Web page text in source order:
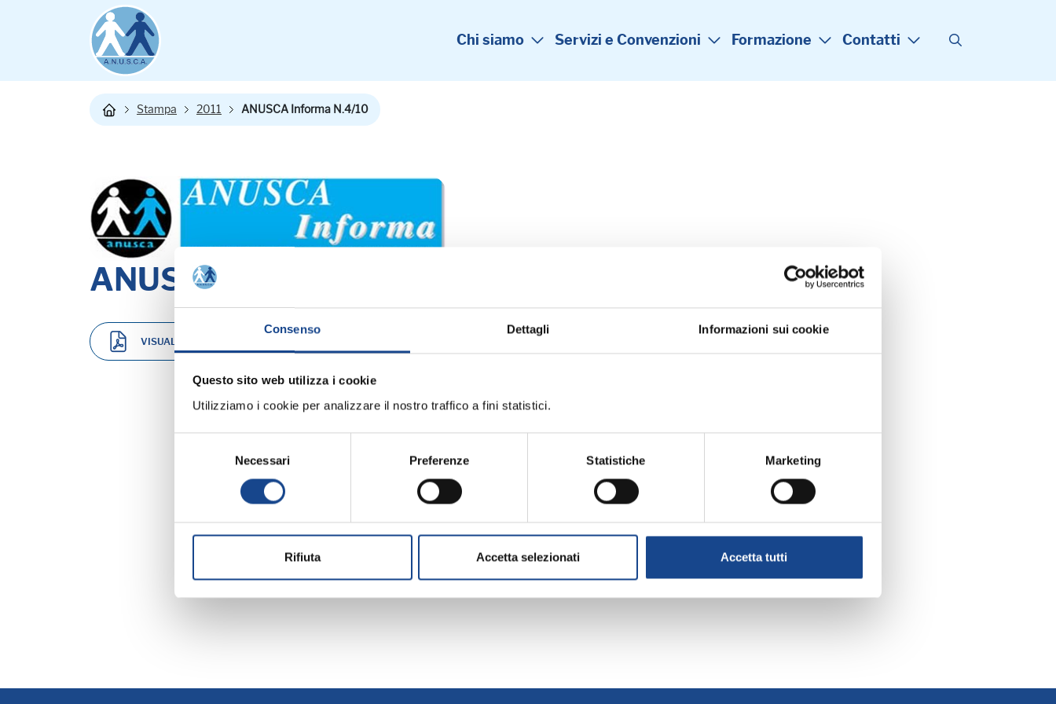
Consenso Dettagli Informazioni sui cookie
Questo sito web utilizza i cookie
Utilizziamo i cookie per analizzare il nostro traffico a fini statistici.
Necessari Preferenze Statistiche Marketing
Rifiuta Accetta selezionati Accetta tutti
Chi siamo Servizi e Convenzioni Formazione Contatti
Stampa 2011 ANUSCA Informa N.4/10
ANUSCA Informa N.4/10
VISUALIZZA ANUSCA INFORMA N.4/10